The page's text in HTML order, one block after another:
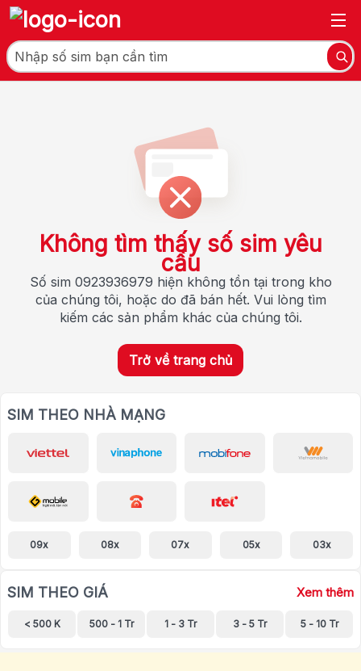
Không tìm thấy số sim yêu
cầu
Số sim 0923936979 hiện không tồn tại trong kho
của chúng tôi, hoặc do đã bán hết. Vui lòng tìm
kiếm các sản phẩm khác của chúng tôi.
Trở về trang chủ
SIM THEO NHÀ MẠNG
09x 08x 07x 05x 03x
SIM THEO GIÁ Xem thêm
< 500 K 500 - 1 Tr 1 - 3 Tr 3 - 5 Tr 5 - 10 Tr